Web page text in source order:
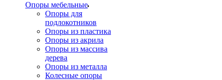
Опоры мебельные
Опоры для
подлокотников
Опоры из пластика
Опоры из акрила
Опоры из массива
дерева
Опоры из металла
Колесные опоры